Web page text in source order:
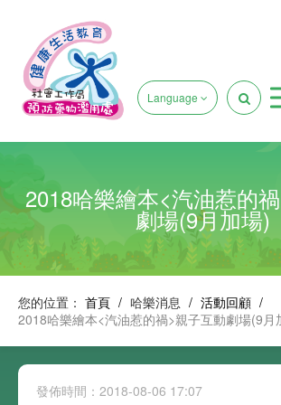
Language
2018哈樂繪本<汽油惹的
劇場(9月加場)
您的位置： 首頁 / 哈樂消息 / 活動回顧 /
2018哈樂繪本<汽油惹的禍>親子互動劇場(9月
發佈時間：2018-08-06 17:07